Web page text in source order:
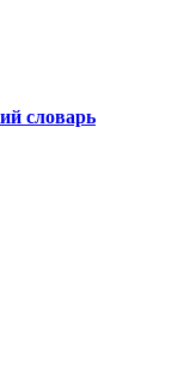
словарь